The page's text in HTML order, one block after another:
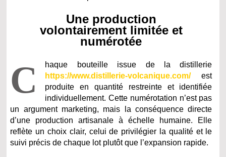
Une production
volontairement limitée et
numérotée
C
haque bouteille issue de la distillerie
https://www.distillerie-volcanique.com/est
produite en quantité restreinte et identifiée
individuellement. Cette numérotation n’est pas
un argument marketing, mais la conséquence directe
d’une production artisanale à échelle humaine. Elle
reflète un choix clair, celui de privilégier la qualité et le
suivi précis de chaque lot plutôt que l’expansion rapide.